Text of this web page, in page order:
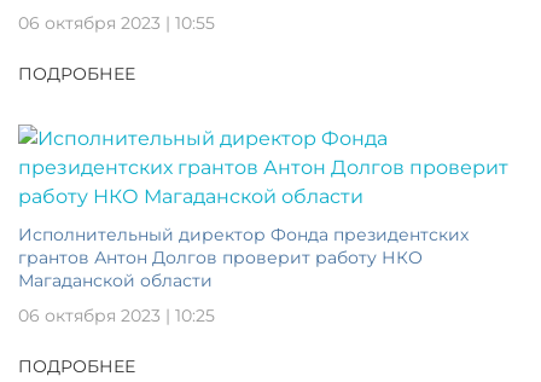
06 октября 2023 | 10:55
ПОДРОБНЕЕ
Исполнительный директор Фонда президентских
грантов Антон Долгов проверит работу НКО
Магаданской области
06 октября 2023 | 10:25
ПОДРОБНЕЕ